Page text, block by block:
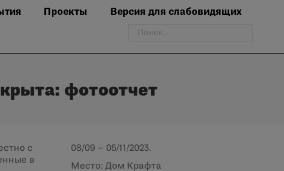
Проекты Версия для слабовидящих
Поиск:
фотоотчет
с
в
08/09 – 05/11/2023.
Место: Дом Крафта